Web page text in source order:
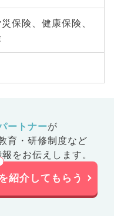
保険、健康保険、
ートナーが
育・研修制度など
をお伝えします。
紹介してもらう